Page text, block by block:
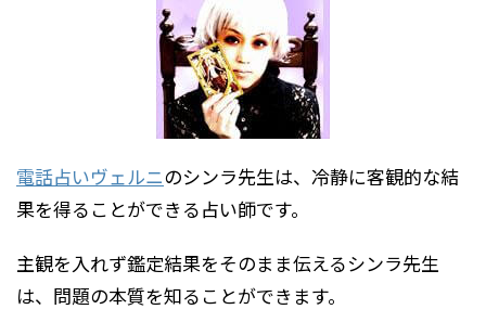
電話占いヴェルニのシンラ先生は、冷静に客観的な結
果を得ることができる占い師です。
主観を入れず鑑定結果をそのまま伝えるシンラ先生
は、問題の本質を知ることができます。